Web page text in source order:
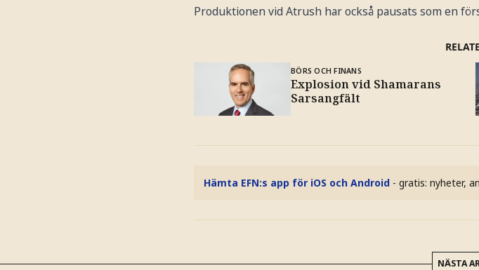
Produktionen vid Atrush har också pausats som en
BÖRS OCH FINANS
Explosion vid Shamarans
Sarsangfält
Hämta EFN:s app för iOS och Android - gratis: nyheter,
NÄSTA